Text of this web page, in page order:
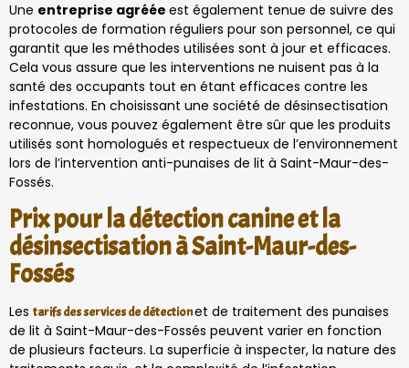
Une entreprise agréée est également tenue de suivre des
protocoles de formation réguliers pour son personnel, ce qui
garantit que les méthodes utilisées sont à jour et efficaces.
Cela vous assure que les interventions ne nuisent pas à la
santé des occupants tout en étant efficaces contre les
infestations. En choisissant une société de désinsectisation
reconnue, vous pouvez également être sûr que les produits
utilisés sont homologués et respectueux de l’environnement
lors de l’intervention anti-punaises de lit à Saint-Maur-des-
Fossés.
Prix pour la détection canine et la
désinsectisation à Saint-Maur-des-
Fossés
Les tarifs des services de détectionet de traitement des punaises
de lit à Saint-Maur-des-Fossés peuvent varier en fonction
de plusieurs facteurs. La superficie à inspecter, la nature des